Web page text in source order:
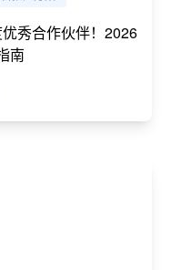
秀合作伙伴！2026
南